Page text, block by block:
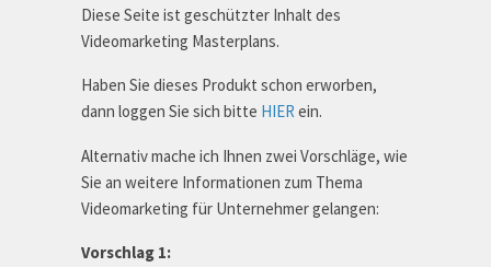
Diese Seite ist geschützter Inhalt des
Videomarketing Masterplans.
Haben Sie dieses Produkt schon erworben,
dann loggen Sie sich bitte HIER ein.
Alternativ mache ich Ihnen zwei Vorschläge, wie
Sie an weitere Informationen zum Thema
Videomarketing für Unternehmer gelangen:
Vorschlag 1: